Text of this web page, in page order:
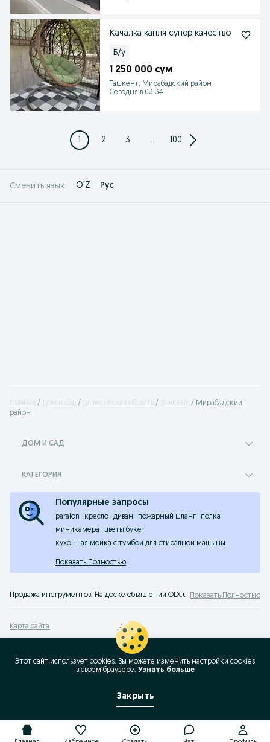
Качалка капля супер качество
Б/у
1 250 000 сум
Ташкент, Мирабадский район
Сегодня в 03:34
1 2 3 ... 100
Сменить язык: O'Z Рус
Главная Дом и сад Ташкентская область Ташкент
Мирабадский
район
ДОМ И САД
КАТЕГОРИЯ
Популярные запросы
paralon кресло диван пожарный шланг
полка
миникамера
цветы букет
кухонная мойка с тумбой для стиралной машыны
Показать Полностью
Продажа инструментов. На доске объявлений OLX.uz Ташкент можно
Показать Полностью
Карта сайта
Карта бизнес-страницы
Популярные запросы
Этот сайт использует cookies. Вы можете изменить настройки cookies
в своeм браузере. Узнать больше
Закрыть